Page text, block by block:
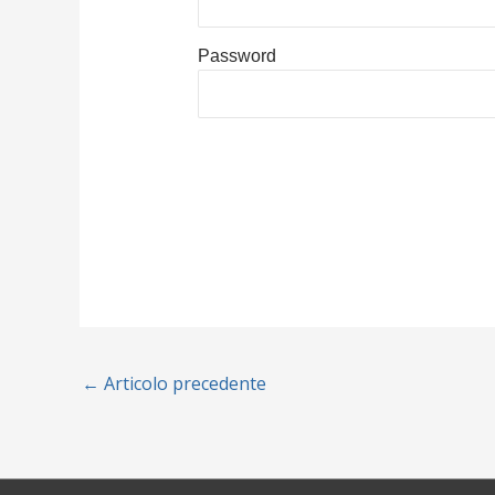
Password
← Articolo precedente